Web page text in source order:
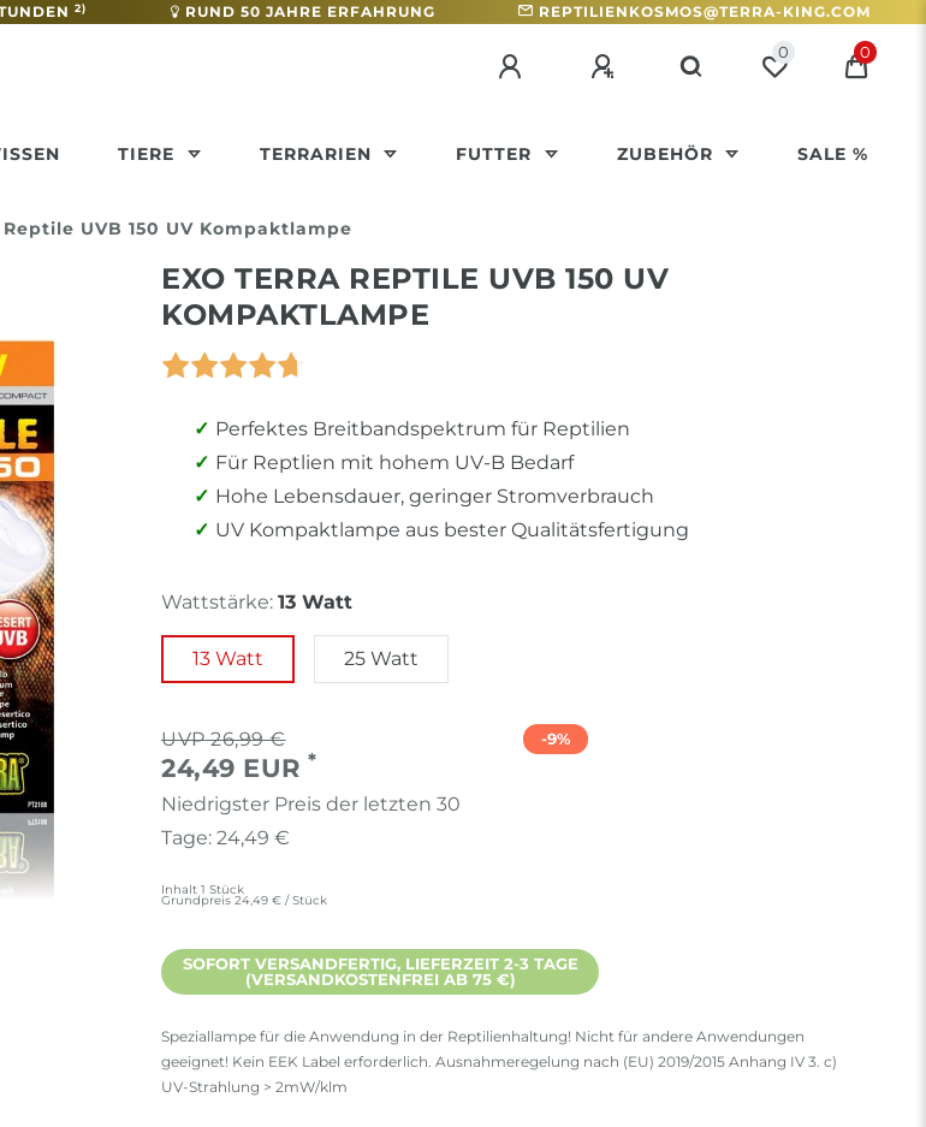
2) RUND 50 JAHRE ERFAHRUNG REPTILIENKOSMOS@TERRA-KING.COM
0 0
TIERE TERRARIEN FUTTER ZUBEHÖR SALE %
Reptile UVB 150 UV Kompaktlampe
EXO TERRA REPTILE UVB 150 UV
KOMPAKTLAMPE
Perfektes Breitbandspektrum für Reptilien
Für Reptlien mit hohem UV-B Bedarf
Hohe Lebensdauer, geringer Stromverbrauch
UV Kompaktlampe aus bester Qualitätsfertigung
Wattstärke: 13 Watt
13 Watt 25 Watt
26,99 €
24,49 EUR *
Niedrigster Preis der letzten 30
Tage: 24,49 €
Inhalt 1 Stück
Grundpreis 24,49 € / Stück
-9%
SOFORT VERSANDFERTIG, LIEFERZEIT 2-3 TAGE
(VERSANDKOSTENFREI AB 75 €)
Speziallampe für die Anwendung in der Reptilienhaltung! Nicht für andere Anwendungen
geeignet! Kein EEK Label erforderlich. Ausnahmeregelung nach (EU) 2019/2015 Anhang IV 3. c)
UV-Strahlung > 2mW/klm